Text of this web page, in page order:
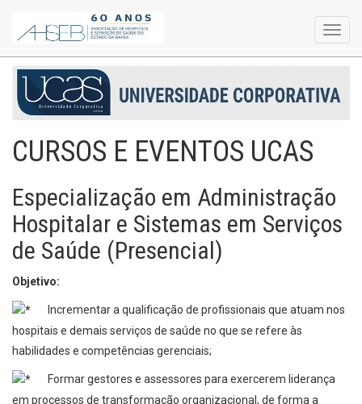
CURSOS E EVENTOS UCAS
Especialização em Administração
Hospitalar e Sistemas em Serviços
de Saúde (Presencial)
Objetivo:
Incrementar a qualificação de profissionais que atuam nos
hospitais e demais serviços de saúde no que se refere às
habilidades e competências gerenciais;
Formar gestores e assessores para exercerem liderança
em processos de transformação organizacional, de forma a